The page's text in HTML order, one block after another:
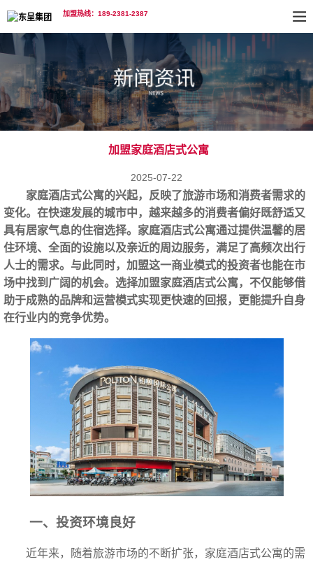
加盟热线：189-2381-2387
加盟家庭酒店式公寓
2025-07-22
家庭酒店式公寓的兴起，反映了旅游市场和消费者需求的
变化。在快速发展的城市中，越来越多的消费者偏好既舒适又
具有居家气息的住宿选择。家庭酒店式公寓通过提供温馨的居
住环境、全面的设施以及亲近的周边服务，满足了高频次出行
人士的需求。与此同时，加盟这一商业模式的投资者也能在市
场中找到广阔的机会。选择加盟家庭酒店式公寓，不仅能够借
助于成熟的品牌和运营模式实现更快速的回报，更能提升自身
在行业内的竞争优势。
一、投资环境良好
近年来，随着旅游市场的不断扩张，家庭酒店式公寓的需